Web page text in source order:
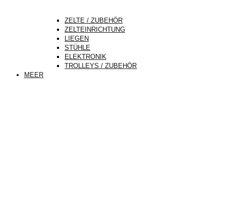
ZELTE / ZUBEHÖR
ZELTEINRICHTUNG
LIEGEN
STÜHLE
ELEKTRONIK
TROLLEYS / ZUBEHÖR
MEER